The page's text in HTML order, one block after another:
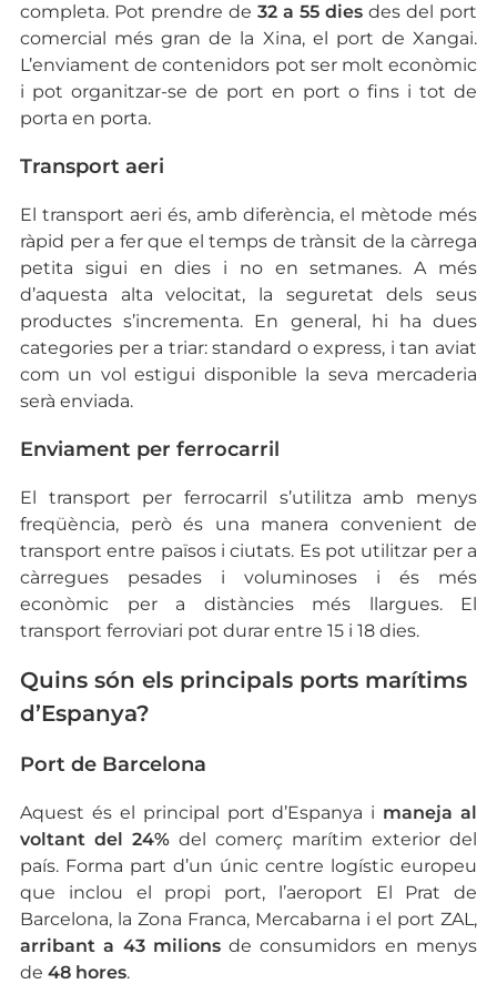
completa. Pot prendre de 32 a 55 dies des del port
comercial més gran de la Xina, el port de Xangai.
L’enviament de contenidors pot ser molt econòmic
i pot organitzar-se de port en port o fins i tot de
porta en porta.
Transport aeri
El transport aeri és, amb diferència, el mètode més
ràpid per a fer que el temps de trànsit de la càrrega
petita sigui en dies i no en setmanes. A més
d’aquesta alta velocitat, la seguretat dels seus
productes s’incrementa. En general, hi ha dues
categories per a triar: standard o express, i tan aviat
com un vol estigui disponible la seva mercaderia
serà enviada.
Enviament per ferrocarril
El transport per ferrocarril s’utilitza amb menys
freqüència, però és una manera convenient de
transport entre països i ciutats. Es pot utilitzar per a
càrregues pesades i voluminoses i és més
econòmic per a distàncies més llargues. El
transport ferroviari pot durar entre 15 i 18 dies.
Quins són els principals ports marítims
d’Espanya?
Port de Barcelona
Aquest és el principal port d’Espanya i maneja al
voltant del 24% del comerç marítim exterior del
país. Forma part d’un únic centre logístic europeu
que inclou el propi port, l’aeroport El Prat de
Barcelona, la Zona Franca, Mercabarna i el port ZAL,
arribant a 43 milionsde consumidors en menys
de 48 hores.